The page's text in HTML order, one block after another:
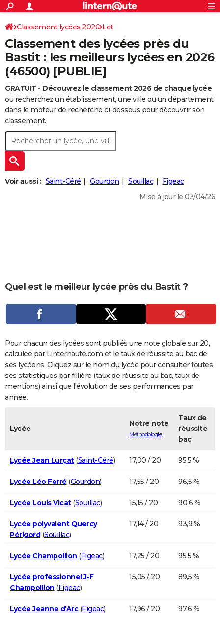
ACTUALITÉS
Politique
Société
Faits Divers
Education
Monde
Villes
+
SPORT
Coupe du monde 2026
Football
Tennis
Cyclisme
Rugby
Forum
CULTURE
Programme TV
TNT
Streaming
Cinéma
Sorties cinéma
Musique
+
FINANCE
Retraite
Impôts
Epargne
Immobilier
Risques naturels par ville
Banque
Assurance
Crédit
AUTO
Essais
Réserver un essai
Citadines
Berlines
SUV
Forum auto
+
HIGH-TECH
BRICOLAGE
Forum
Aménagement intérieur
Extérieur
Cuisine
Salle de bains
Jardinage
Rangement
+WEEK-END
Guides de France
Escapades
Patrimoine
Expositions
Musées
Week-end nature
+
LIFESTYLE
CARTE DE VOEUX
Carte de Noël
Carte Bonne année
Carte Saint-Valentin
Carte Pâques
Carte d'anniversaire
DICTIONNAIRE
COPAINS D'AVANT
S'inscrire
Se connecter
Lycées
Collèges
Primaires
Universités
Entreprises
Service militaire
Avis de recherche
AVIS DE DÉCÈS
FORUM
S'inscrire
Connexion
Classement lycées 2026 Lot
Classement des lycées près du
Bastit : les meilleurs lycées en 2026
(46500) [PUBLIE]
GRATUIT - Découvrez le classement 2026 de chaque lycée
ou recherchez un établissement, une ville ou un département
dans le moteur de recherche ci-dessous pour découvrir son
classement.
Voir aussi : Saint-Céré Gourdon Souillac
Figeac
Mise à jour le 03/04/26
Quel est le meilleur lycée près du Bastit ?
Pour chacun des lycées sont publiés une note globale sur 20,
calculée par Linternaute.com et le taux de réussite au bac de
ses lycéens. Cliquez sur le nom du lycée pour consulter toutes
ses statistiques par fillière (taux de réussite au bac, taux de
mentions) ainsi que l'évolution de ses performances par
année.
Lycée
Notre note
Méthodologie
Taux de
réussite
bac
Lycée Jean Lurçat(Saint-Céré) 17,00 / 20 95,5 %
Lycée Léo Ferré (Gourdon) 17,55 / 20 96,5 %
Lycée Louis Vicat(Souillac) 15,15 / 20 90,6 %
Lycée polyvalent Quercy
Périgord(Souillac)
17,14 / 20 93,9 %
Lycée Champollion (Figeac) 17,25 / 20 95,5 %
Lycée professionnel J-F
Champollion (Figeac)
15,05 / 20 89,5 %
Lycée Jeanne d'Arc(Figeac) 17,96 / 20 97,6 %